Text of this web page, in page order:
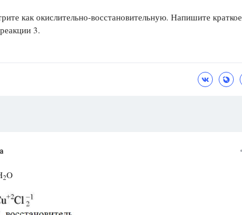
Психология
как окислительно-восстановительную. Напишите краткое
3.
2O